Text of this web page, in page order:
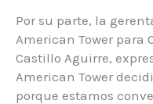
Por su parte, la
American Tower para
Castillo Aguirre,
American Tower
porque estamos